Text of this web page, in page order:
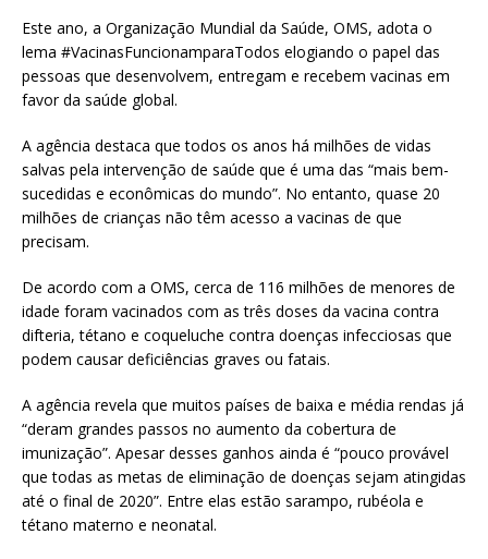
Este ano, a Organização Mundial da Saúde, OMS, adota o
lema #VacinasFuncionamparaTodos elogiando o papel das
pessoas que desenvolvem, entregam e recebem vacinas em
favor da saúde global.
A agência destaca que todos os anos há milhões de vidas
salvas pela intervenção de saúde que é uma das “mais bem-
sucedidas e econômicas do mundo”. No entanto, quase 20
milhões de crianças não têm acesso a vacinas de que
precisam.
De acordo com a OMS, cerca de 116 milhões de menores de
idade foram vacinados com as três doses da vacina contra
difteria, tétano e coqueluche contra doenças infecciosas que
podem causar deficiências graves ou fatais.
A agência revela que muitos países de baixa e média rendas já
“deram grandes passos no aumento da cobertura de
imunização”. Apesar desses ganhos ainda é “pouco provável
que todas as metas de eliminação de doenças sejam atingidas
até o final de 2020”. Entre elas estão sarampo, rubéola e
tétano materno e neonatal.